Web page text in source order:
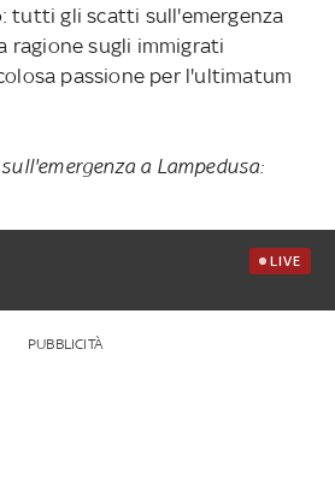
tutti gli scatti sull'emergenza
ragione sugli immigrati
passione per l'ultimatum
a Lampedusa:
LIVE
PUBBLICITÀ